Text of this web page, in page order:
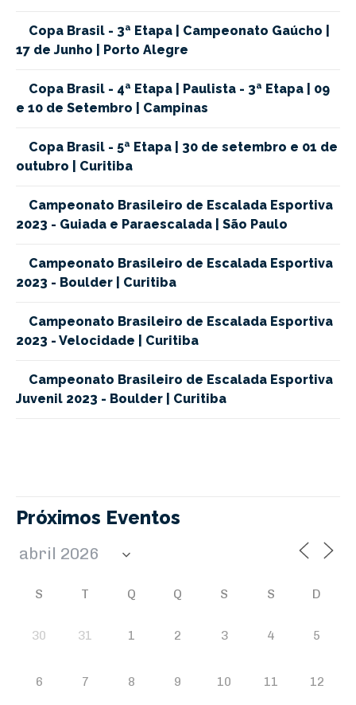
Copa Brasil - 3ª Etapa | Campeonato Gaúcho |
17 de Junho | Porto Alegre
Copa Brasil - 4ª Etapa | Paulista - 3ª Etapa | 09
e 10 de Setembro | Campinas
Copa Brasil - 5ª Etapa | 30 de setembro e 01 de
outubro | Curitiba
Campeonato Brasileiro de Escalada Esportiva
2023 - Guiada e Paraescalada | São Paulo
Campeonato Brasileiro de Escalada Esportiva
2023 - Boulder | Curitiba
Campeonato Brasileiro de Escalada Esportiva
2023 - Velocidade | Curitiba
Campeonato Brasileiro de Escalada Esportiva
Juvenil 2023 - Boulder | Curitiba
Próximos Eventos
S T Q Q S S D
30 31 1 2 3 4 5
6 7 8 9 10 11 12